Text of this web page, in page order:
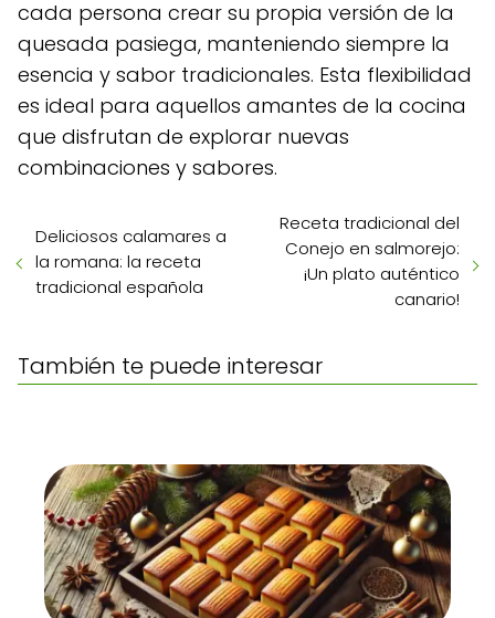
cada persona crear su propia versión de la
quesada pasiega, manteniendo siempre la
esencia y sabor tradicionales. Esta flexibilidad
es ideal para aquellos amantes de la cocina
que disfrutan de explorar nuevas
combinaciones y sabores.
Deliciosos calamares a
la romana: la receta
tradicional española
Receta tradicional del
Conejo en salmorejo:
¡Un plato auténtico
canario!
También te puede interesar